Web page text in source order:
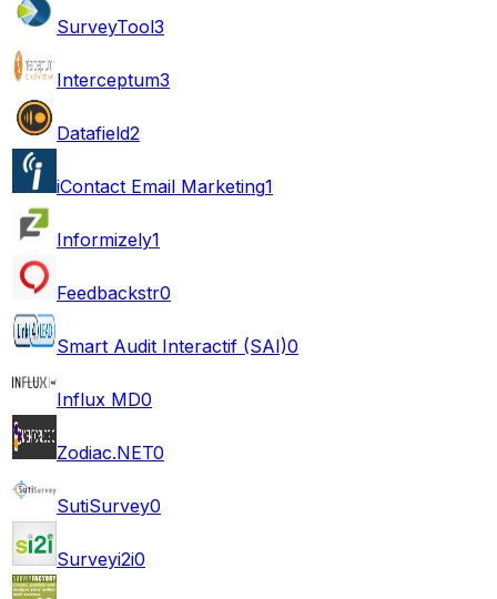
SurveyTool3
Interceptum3
Datafield2
iContact Email Marketing1
Informizely1
Feedbackstr0
Smart Audit Interactif (SAI)0
Influx MD0
Zodiac.NET0
SutiSurvey0
Surveyi2i0